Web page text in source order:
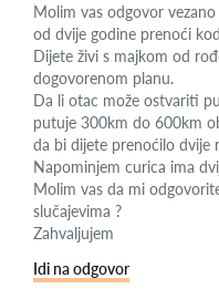
Molim vas odgovor
od dvije godine prenoći
Dijete živi s majkom od
dogovorenom planu.
Da li otac može ostvariti
putuje 300km do 600km
da bi dijete prenoćilo dvije
Napominjem curica ima
Molim vas da mi
slučajevima ?
Zahvaljujem
Idi na odgovor